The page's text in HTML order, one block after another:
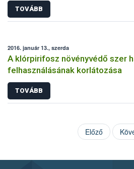
TOVÁBB
2016. január 13., szerda
A klórpirifosz növényvédő szer
felhasználásának korlátozása
TOVÁBB
Előző